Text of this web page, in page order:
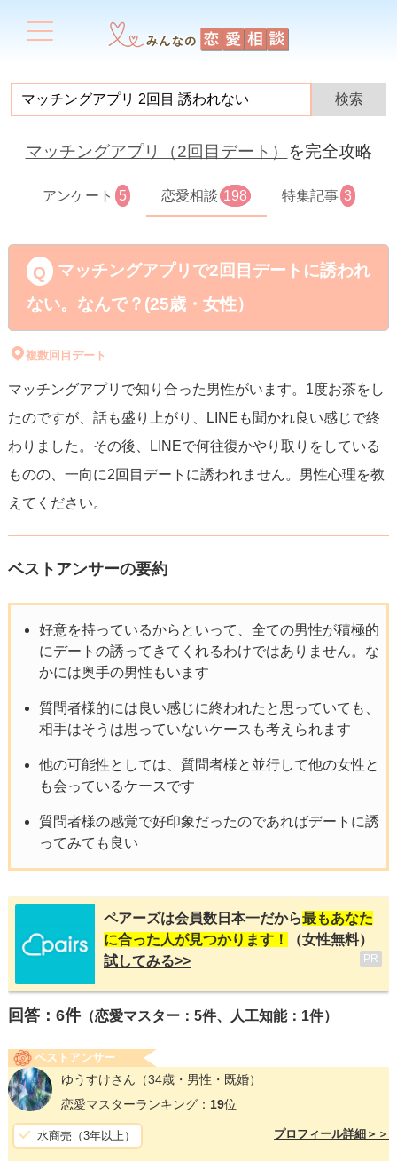
マッチングアプリ（2回目デート） を完全攻略
アンケート 5 恋愛相談 198 特集記事 3
マッチングアプリで2回目デートに誘われ
ない。なんで？(25歳・女性）
複数回目デート
マッチングアプリで知り合った男性がいます。1度お茶をし
たのですが、話も盛り上がり、LINEも聞かれ良い感じで終
わりました。その後、LINEで何往復かやり取りをしている
ものの、一向に2回目デートに誘われません。男性心理を教
えてください。
ベストアンサーの要約
好意を持っているからといって、全ての男性が積極的
にデートの誘ってきてくれるわけではありません。な
かには奥手の男性もいます
質問者様的には良い感じに終われたと思っていても、
相手はそうは思っていないケースも考えられます
他の可能性としては、質問者様と並行して他の女性と
も会っているケースです
質問者様の感覚で好印象だったのであればデートに誘
ってみても良い
ペアーズは会員数日本一だから最もあなた
に合った人が見つかります！
（女性無料）
試してみる>>
PR
回答： 6件（恋愛マスター：5件、人工知能：1件）
ベストアンサー
ゆうすけさん （34歳・男性・既婚）
恋愛マスターランキング： 19位
水商売（3年以上） プロフィール詳細＞＞